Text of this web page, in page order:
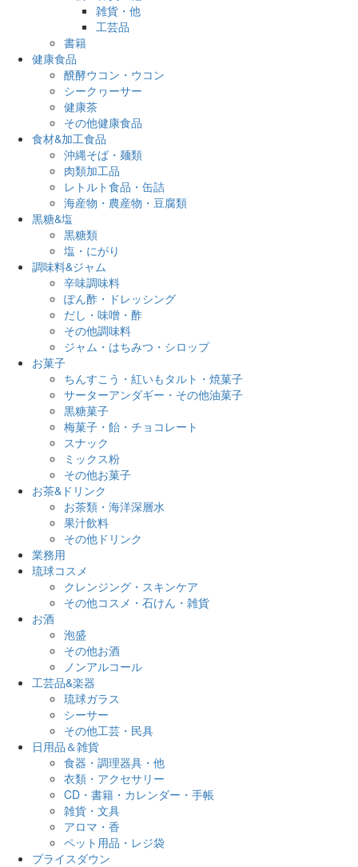
雑貨・他
工芸品
書籍
健康食品
醗酵ウコン・ウコン
シークヮーサー
健康茶
その他健康食品
食材&加工食品
沖縄そば・麺類
肉類加工品
レトルト食品・缶詰
海産物・農産物・豆腐類
黒糖&塩
黒糖類
塩・にがり
調味料&ジャム
辛味調味料
ぽん酢・ドレッシング
だし・味噌・酢
その他調味料
ジャム・はちみつ・シロップ
お菓子
ちんすこう・紅いもタルト・焼菓子
サーターアンダギー・その他油菓子
黒糖菓子
梅菓子・飴・チョコレート
スナック
ミックス粉
その他お菓子
お茶&ドリンク
お茶類・海洋深層水
果汁飲料
その他ドリンク
業務用
琉球コスメ
クレンジング・スキンケア
その他コスメ・石けん・雑貨
お酒
泡盛
その他お酒
ノンアルコール
工芸品&楽器
琉球ガラス
シーサー
その他工芸・民具
日用品＆雑貨
食器・調理器具・他
衣類・アクセサリー
CD・書籍・カレンダー・手帳
雑貨・文具
アロマ・香
ペット用品・レジ袋
プライスダウン